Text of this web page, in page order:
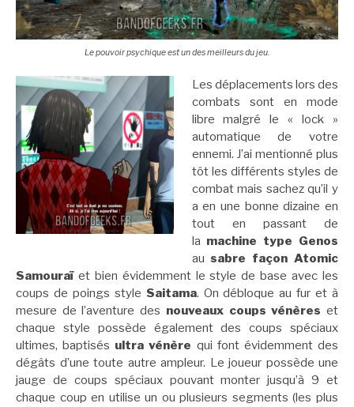
Le pouvoir psychique est un des meilleurs du jeu.
Les déplacements lors des
combats sont en mode
libre malgré le « lock »
automatique de votre
ennemi. J’ai mentionné plus
tôt les différents styles de
combat mais sachez qu’il y
a en une bonne dizaine en
tout en passant de
la machine type Genos
ausabre façon Atomic
Samouraï et bien évidemment le style de base avec les
coups de poings style Saitama. On débloque au fur et à
mesure de l’aventure des nouveaux coups vénères et
chaque style possède également des coups spéciaux
ultimes, baptisés ultra vénère qui font évidemment des
dégâts d’une toute autre ampleur. Le joueur possède une
jauge de coups spéciaux pouvant monter jusqu’à 9 et
chaque coup en utilise un ou plusieurs segments (les plus